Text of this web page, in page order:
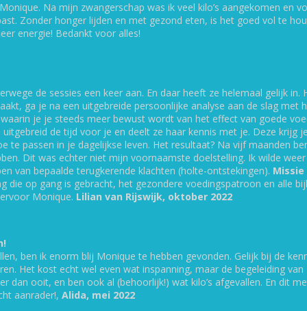
Zodra je hormonen in evenwicht zijn,
voel je je gezonder en energieker.
Vraag een gratis kennismakingsgesprek
Samen maken we een op maat gemaakt voedings- en
wondermiddeltjes!
Gewoon op natuurlijke wijze.
Na mijn zwangerschap was ik veel kilo’s aangekomen en
Zonder honger lijden en met gezond eten, is het goed vol te
energie! Bedankt voor alles!
de sessies een keer aan. En daar heeft ze helemaal gelijk
ga je na een uitgebreide persoonlijke analyse aan de slag met
je je steeds meer bewust wordt van het effect van goede
de tijd voor je en deelt ze haar kennis met je. Deze krijg
te passen in je dagelijkse leven. Het resultaat? Na vijf maanden
Dit was echter niet mijn voornaamste doelstelling. Ik wilde
van bepaalde terugkerende klachten (holte-ontstekingen).
die op gang is gebracht, het gezondere voedingspatroon en alle
Monique. Lilian van Rijswijk, oktober 2022
ben ik enorm blij Monique te hebben gevonden. Gelijk bij de
Het kost echt wel even wat inspanning, maar de begeleiding
dan ooit, en ben ook al (behoorlijk!) wat kilo’s afgevallen. En dit
aanrader!, Alida, mei 2022